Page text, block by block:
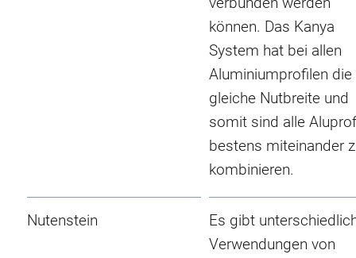
können. Das Kanya
System hat bei allen
Aluminiumprofilen die
gleiche Nutbreite und
somit sind alle
bestens miteinander
kombinieren.
Nutenstein
Es gibt
Verwendungen von